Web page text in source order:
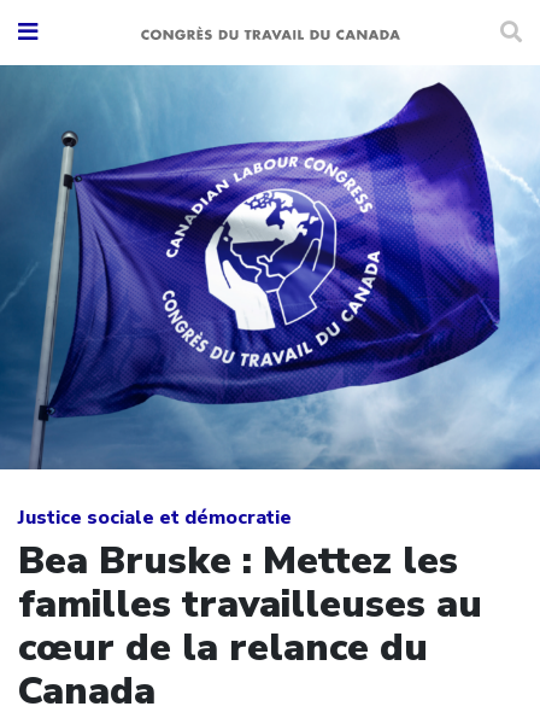
Justice sociale et démocratie
Bea Bruske : Mettez les
familles travailleuses au
cœur de la relance du
Canada